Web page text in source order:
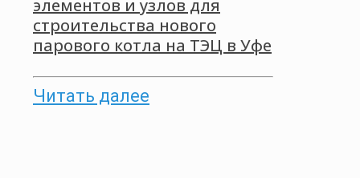
элементов и узлов для
строительства нового
парового котла на ТЭЦ в Уфе
Читать далее